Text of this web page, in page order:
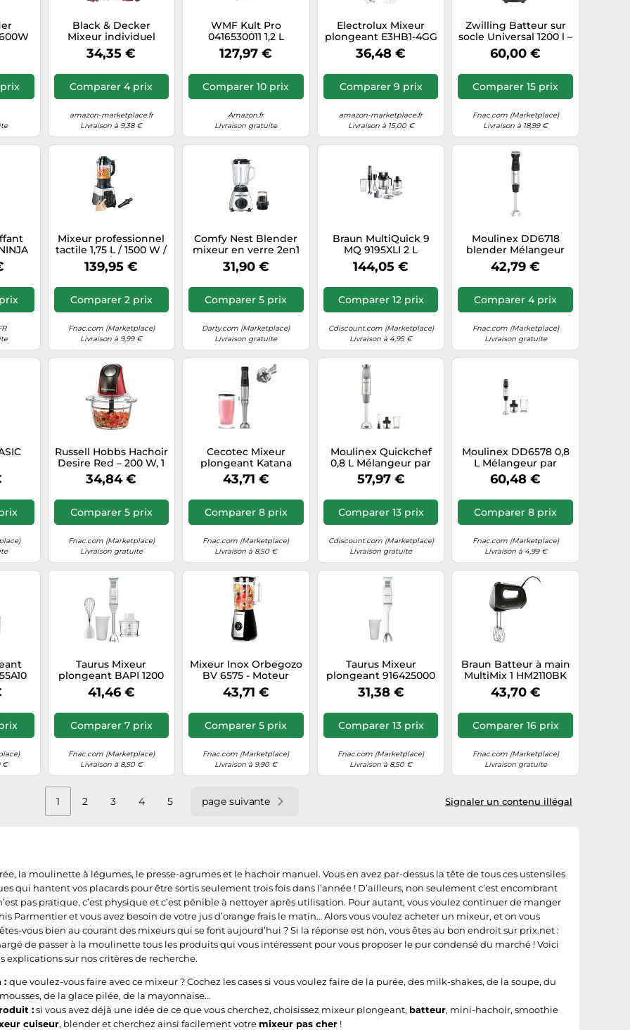
2
Black & Decker
Mixeur individuel
500W 600 ml – 2
gobelets, lames inox
34,35 €
Comparer 4 prix
amazon-marketplace.fr
Livraison à 9,38 €
WMF Kult Pro
0416530011 1,2 L
Mélangeur de table
1200 W Acier
127,97 €
Comparer 10 prix
Amazon.fr
Livraison gratuite
Electrolux Mixeur
plongeant E3HB1-4GG
Technologie Truflow
400 W 0,6 L Plastique
36,48 €
Comparer 9 prix
amazon-marketplace.fr
Livraison à 15,00 €
Zwilling Batteur sur
socle Universal 1200 l –
1200 W – Noir – 53002-
001-0
60,00 €
Comparer 15 prix
Fnac.com (Marketplace)
Livraison à 18,99 €
Auto
Mixeur professionnel
tactile 1,75 L / 1500 W /
26000 tr/min avec
fonction chauffante
& Söhne]
139,95 €
Comparer 2 prix
Fnac.com (Marketplace)
Livraison à 9,99 €
Comfy Nest Blender
mixeur en verre 2en1
CNBLG15P 800W
fonction pulse
31,90 €
Comparer 5 prix
Darty.com (Marketplace)
Livraison gratuite
Braun MultiQuick 9
MQ 9195XLI 2 L
Mélangeur par
immersion 1200 W
144,05 €
Comparer 12 prix
Cdiscount.com (Marketplace)
Livraison à 4,95 €
Moulinex DD6718
blender Mélangeur
par immersion 1000 W
Noir, Acier inoxydable
42,79 €
Comparer 4 prix
Fnac.com (Marketplace)
Livraison gratuite
Russell Hobbs Hachoir
Desire Red – 200 W, 1
L – Rouge
34,84 €
Comparer 5 prix
Fnac.com (Marketplace)
Livraison gratuite
Cecotec Mixeur
plongeant Katana
TotalDestroy 1200XL
GY 1200W 21 vitesses
Noir
43,71 €
Comparer 8 prix
Fnac.com (Marketplace)
Livraison à 8,50 €
Moulinex Quickchef
0,8 L Mélangeur par
immersion 1000 W
Gris, Acier inoxydable
57,97 €
Comparer 13 prix
Cdiscount.com (Marketplace)
Livraison gratuite
Moulinex DD6578 0,8
L Mélangeur par
immersion 1000 W
Acier inoxydable, Noir
60,48 €
Comparer 8 prix
Fnac.com (Marketplace)
Livraison à 4,99 €
€
Taurus Mixeur
plongeant BAPI 1200
Pure Plus – 1200 W,
pied inox, 20 vitesses
41,46 €
Comparer 7 prix
Fnac.com (Marketplace)
Livraison à 8,50 €
Mixeur Inox Orbegozo
BV 6575 - Moteur
Puissant 600W -
Pichet en Verre 15L -
Vitesses + Pulse -
Sécurité d'Utilisation
43,71 €
Comparer 5 prix
Fnac.com (Marketplace)
Livraison à 9,90 €
Taurus Mixeur
plongeant 916425000
– 1200 W blanc et gris
31,38 €
Comparer 13 prix
Fnac.com (Marketplace)
Livraison à 8,50 €
Braun Batteur à main
MultiMix 1 HM2110BK
500 W Noir
43,70 €
Comparer 16 prix
Fnac.com (Marketplace)
Livraison gratuite
Signaler un contenu illégal
1 2 3 4 5 page suivante
la moulinette à légumes, le presse-agrumes et le hachoir manuel. Vous en avez par-dessus la tête de tous ces ustensiles
qui hantent vos placards pour être sortis seulement trois fois dans l’année ! D’ailleurs, non seulement c’est encombrant
pas pratique, c’est physique et c’est pénible à nettoyer après utilisation. Pour autant, vous voulez continuer de manger
Parmentier et vous avez besoin de votre jus d’orange frais le matin… Alors vous voulez acheter un mixeur, et on vous
vous bien au courant des mixeurs qui se font aujourd’hui ? Si la réponse est non, vous êtes au bon endroit sur prix.net :
de passer à la moulinette tous les produits qui vous intéressent pour vous proposer le pur condensé du marché ! Voici
explications sur nos critères de recherche.
: que voulez-vous faire avec ce mixeur ? Cochez les cases si vous voulez faire de la purée, des milk-shakes, de la soupe, du
de la glace pilée, de la mayonnaise…
:si vous avez déjà une idée de ce que vous cherchez, choisissez mixeur plongeant, batteur, mini-hachoir, smoothie
cuiseur, blender et cherchez ainsi facilement votre mixeur pas cher !